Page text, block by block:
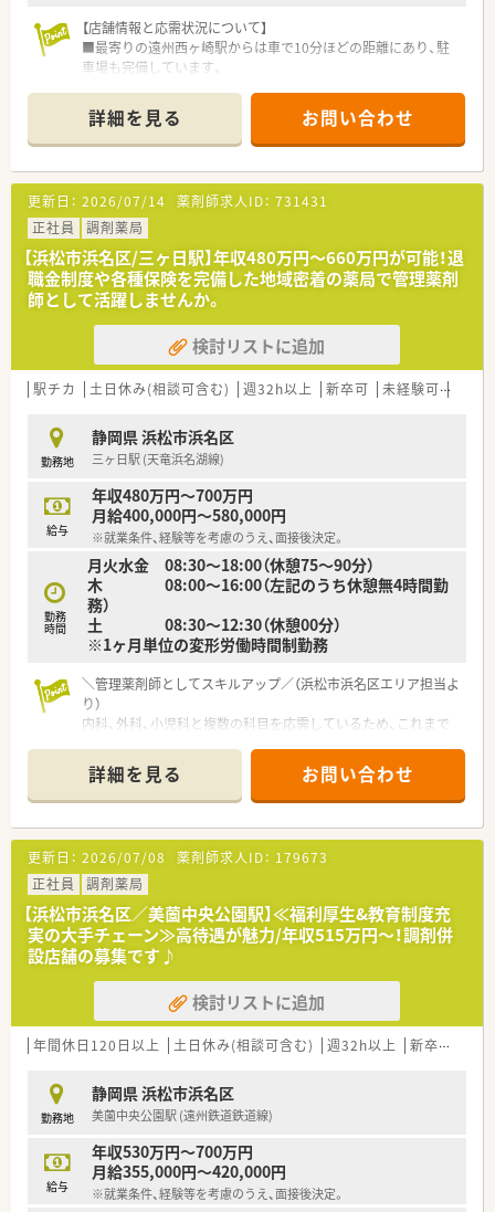
【店舗情報と応需状況について】
■最寄りの遠州西ヶ崎駅からは車で10分ほどの距離にあり、駐
車場も完備しています。
しています。
■処方箋は1日40枚から100枚と変動があり、様々な状況に対応
します。
【求人情報について】
■管理薬剤師として、ご経験を最大限に評価し年収650万円～
700万円を提示します。
■年に1回の賞与が12月に支給され、日々の頑張りがしっかりと
評価されます。
■遠方から通勤される方には、高速道路の利用料金も支給される
手厚い待遇です。
【勤務実態について】
■残業がほとんど発生しないため、終業後のプライベートな時間
を確保できます。
可能な環境です。
■日曜・祝日が定休日のため、週末の予定が立てやすくリフレッ
シュできます。
【こんな取り組みをしています】
■医師の負担を軽減するため、薬歴を活用した診療補助のシステ
ム化を目指しています。
■地域住民の皆様が気軽に相談できる「お薬相談窓口」を設置し
ています。
■将来的には非接触型のサービスも視野に入れ、多様なニーズへ
の対応を考えています。
詳細を見る お問い合わせ
更新日： 2026/07/14 薬剤師求人ID： 731431
正社員
調剤薬局
【浜松市浜名区/三ヶ日駅】年収480万円〜660万円が可能！退
職金制度や各種保険を完備した地域密着の薬局で管理薬剤
師として活躍しませんか。
検討リストに追加
駅チカ 土日休み(相談可含む) 週32h以上 新卒可 未経験可
勤務地
静岡県 浜松市浜名区
三ヶ日駅 (天竜浜名湖線)
給与
年収480万円～700万円
月給400,000円～580,000円
※就業条件、経験等を考慮のうえ、面接後決定。
勤務
時間
月火水金 08:30～18:00（休憩75～90分）
木 08:00～16:00（左記のうち休憩無4時間勤
務）
土 08:30～12:30（休憩00分）
※1ヶ月単位の変形労働時間制勤務
＼管理薬剤師としてスキルアップ／（浜松市浜名区エリア担当よ
り）
内科、外科、小児科と複数の科目を応需しているため、これまで
が可能です。
【店舗情報と応需状況について】
■静岡県浜松市浜名区に位置しており、三ヶ日駅から徒歩10分
の場所にある地域に密着した調剤薬局です。
■応需科目は内科と外科と小児科が中心であり、処方箋は三ケ日
中央外科より1日あたり約40枚を応需しています。
■店舗の勤務者数は薬剤師が常時2名体制となっており、調剤か
ら監査まで複数の事務員とともに連携しています。
【法人特徴について】
■静岡県内において地域密着型の調剤薬局を5店舗展開してお
り、地元の医療を支える安定した基盤を持っています。
■全店舗がクリニックの門前に展開しているため、それぞれの応
需先医療機関との関係性も非常に良好です。
が高く腰を据えて長く働ける環境が整っています。
【勤務実態について】
■通常の開局時間は8時30分から18時00分までとなっており、残
業はほとんど発生しない勤務環境です。
■木曜日と土曜日は8時30分から12時00分までの半日開局とな
っており、平日の負担が少ないシフトです。
詳細を見る お問い合わせ
更新日： 2026/07/08 薬剤師求人ID： 179673
正社員
調剤薬局
【浜松市浜名区／美薗中央公園駅】≪福利厚生&教育制度充
実の大手チェーン≫高待遇が魅力/年収515万円～！調剤併
設店舗の募集です♪
検討リストに追加
年間休日120日以上 土日休み(相談可含む) 週32h以上 新卒可
勤務地
静岡県 浜松市浜名区
美薗中央公園駅 (遠州鉄道鉄道線)
給与
年収530万円～700万円
月給355,000円～420,000円
※就業条件、経験等を考慮のうえ、面接後決定。